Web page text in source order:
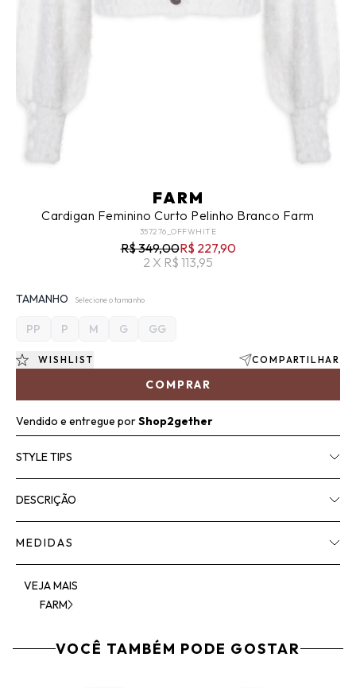
FARM
Cardigan Feminino Curto Pelinho Branco Farm
357276_OFFWHITE
R$ 349,00R$ 227,90
2 X R$ 113,95
TAMANHO Selecione o tamanho
PP P M G GG
COMPRAR
WISHLIST COMPARTILHAR
Vendido e entregue porShop2gether
STYLE TIPS
DESCRIÇÃO
MEDIDAS
VEJA MAIS
FARM
VOCÊ TAMBÉM PODE GOSTAR